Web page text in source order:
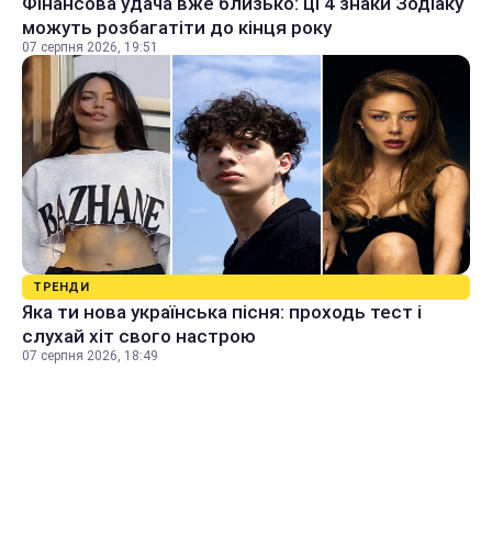
можуть розбагатіти до кінця року
07 серпня 2026, 19:51
ТРЕНДИ
Яка ти нова українська пісня: проходь тест і
слухай хіт свого настрою
07 серпня 2026, 18:49